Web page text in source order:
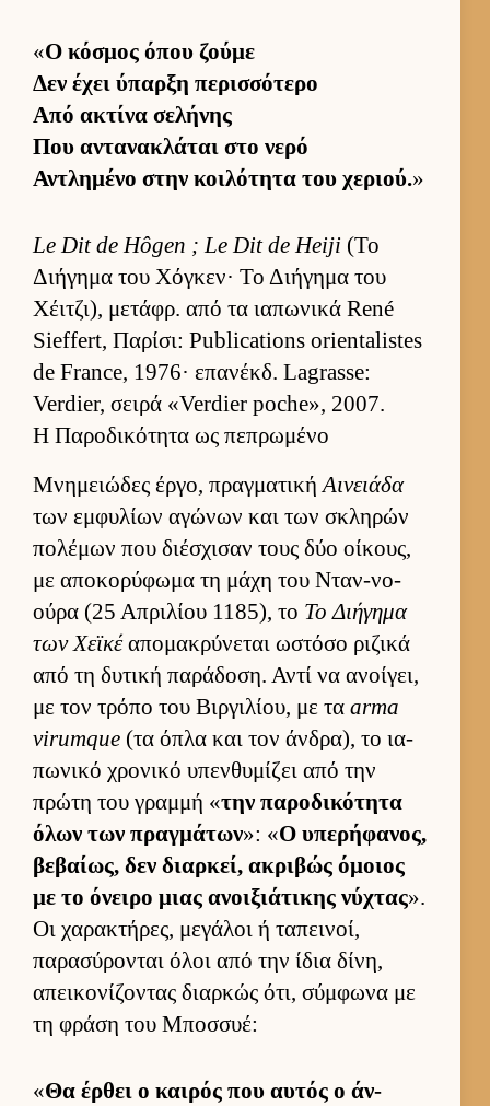
«Ο κόσμος όπου ζούμε
Δεν έχει ύπαρξη περισ­σότερο
Από ακτίνα σελήνης
Που αντανακλάται στο νερό
Αντλημένο στην κοι­λότητα του χεριού.»
Le Dit de Hôgen ; Le Dit de Heiji (Το
Διήγημα του Χόγκεν· Το Διήγημα του
Χέιτζι), μετάφρ. από τα ια­πωνικά René
Sieffert, Παρίσι: Publications orientalistes
de France, 1976· επανέκδ. Lagrasse:
Verdier, σειρά «Verdier poche», 2007.
Η Παροδικότητα ως πεπρωμένο
Μνημειώδες έρ­γο, πραγ­ματικήΑινειάδα
των εμ­φυλίων αγώνων και των σκληρών
πολέμων που διέσχισαν τους δύο οί­κους,
με αποκορύφωμα τη μάχη του Νταν-νο-
ούρα (25 Απριλίου 1185), το Το Διήγημα
των Χεϊκέαπομακρύνεται ωστόσο ριζικά
από τη δυτική παράδοση. Αντί να ανοί­γει,
με τον τρόπο του Βιρ­γιλίου, με τα arma
virumque (τα όπλα και τον άν­δρα), το ια­
πωνικό χρονικό υπεν­θυμίζει από την
πρώτη του γραμμή «την παροδικότητα
όλων των πραγ­μάτων»: «Ο υπερήφανος,
βεβαί­ως, δεν διαρ­κεί, ακριβώς όμοιος
με το όνειρο μιας ανοι­ξιάτικης νύχτας».
Οι χαρακτήρες, μεγάλοι ή ταπει­νοί,
παρασύρονται όλοι από την ίδια δίνη,
απει­κονίζοντας διαρ­κώς ότι, σύμ­φωνα με
τη φράση του Μποσ­συέ:
«Θα έρ­θει ο και­ρός που αυ­τός ο άν­